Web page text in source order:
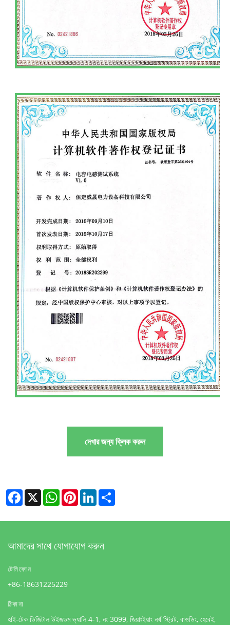
দেখার জন্য ক্লিক করুন
Facebook
X WhatsAppPinterestLinkedIn
আমাদের সাথে যোগাযোগ করুন
টেলিফোন
+86-18631225229
ঠিকানা
হাই-টেক ডিজিটাল উইজডম ভ্যালি 4-1, নং 3099, জিয়াংইয়াং নর্থ স্ট্রিট, বাওডিং, হেবেই,